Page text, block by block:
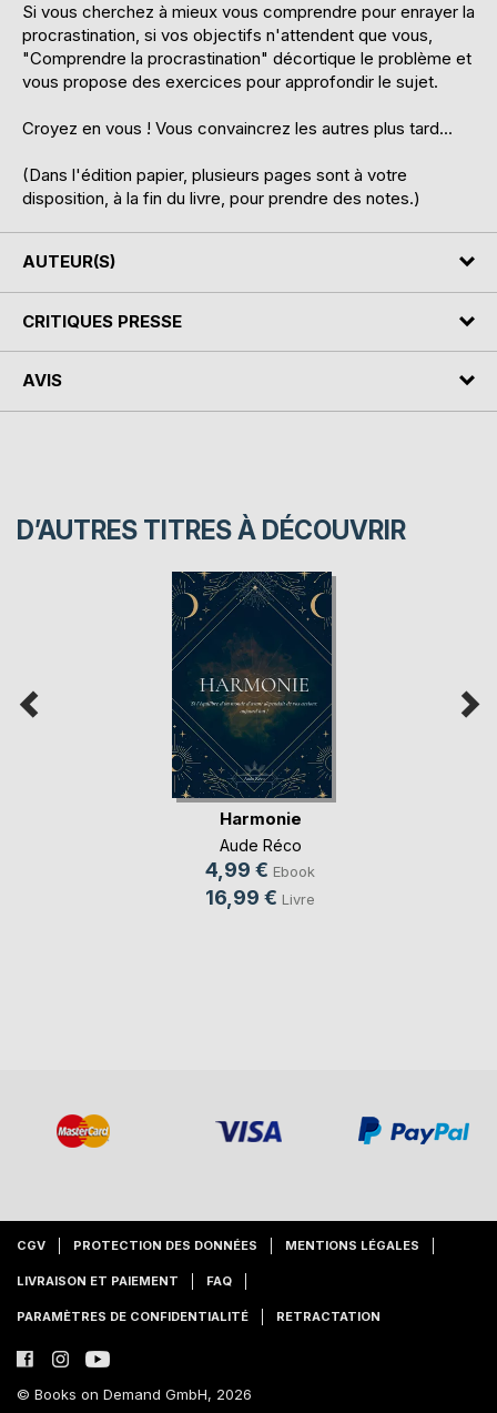
Si vous cherchez à mieux vous comprendre pour enrayer la
procrastination, si vos objectifs n'attendent que vous,
"Comprendre la procrastination" décortique le problème et
vous propose des exercices pour approfondir le sujet.
Croyez en vous ! Vous convaincrez les autres plus tard...
(Dans l'édition papier, plusieurs pages sont à votre
disposition, à la fin du livre, pour prendre des notes.)
AUTEUR(S)
CRITIQUES PRESSE
AVIS
D’AUTRES TITRES À DÉCOUVRIR
Harmonie
Aude Réco
4,99 € Ebook
16,99 € Livre
CGV PROTECTION DES DONNÉES MENTIONS LÉGALES
LIVRAISON ET PAIEMENT FAQ
PARAMÈTRES DE CONFIDENTIALITÉ RETRACTATION
© Books on Demand GmbH, 2026